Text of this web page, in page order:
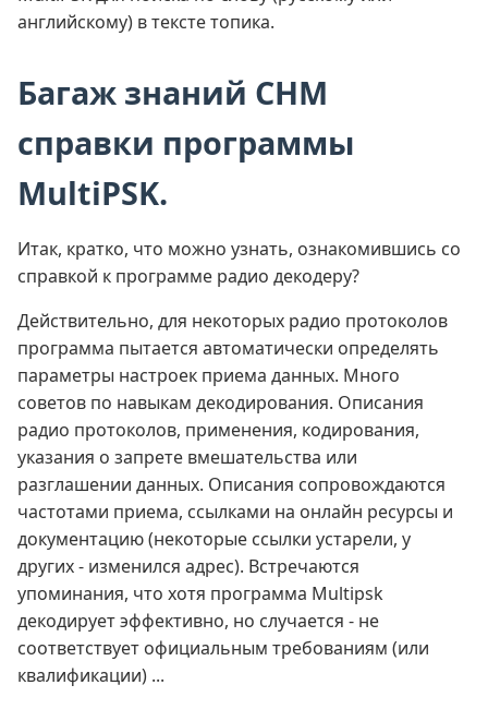
английскому) в тексте топика.
Багаж знаний CHM
справки программы
MultiPSK.
Итак, кратко, что можно узнать, ознакомившись со
справкой к программе радио декодеру?
Действительно, для некоторых радио протоколов
программа пытается автоматически определять
параметры настроек приема данных. Много
советов по навыкам декодирования. Описания
радио протоколов, применения, кодирования,
указания о запрете вмешательства или
разглашении данных. Описания сопровождаются
частотами приема, ссылками на онлайн ресурсы и
документацию (некоторые ссылки устарели, у
других - изменился адрес). Встречаются
упоминания, что хотя программа Multipsk
декодирует эффективно, но случается - не
соответствует официальным требованиям (или
квалификации) ...